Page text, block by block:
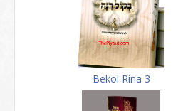
Bekol Rina 3